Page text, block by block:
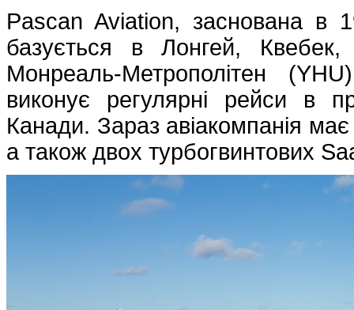
Pascan Aviation, заснована в
базується в Лонгей,
Монреаль-Метрополітен
виконує регулярні рейси в
Канади. Зараз авіакомпанія
а також двох турбогвинтових